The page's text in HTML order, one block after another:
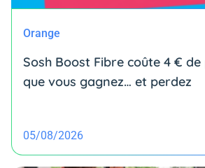
Orange
Sosh Boost Fibre coûte 4 € de
que vous gagnez… et perdez
05/08/2026